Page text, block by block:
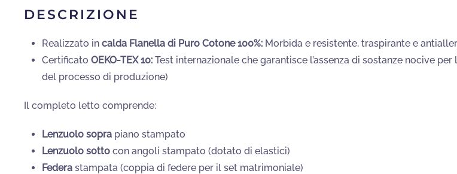
DESCRIZIONE
Realizzato in calda Flanella di Puro Cotone 100%: Morbida e resistente, traspirante e
Certificato OEKO-TEX 10: Test internazionale che garantisce l’assenza di sostanze nocive
del processo di produzione)
Il completo letto comprende:
Lenzuolo sopra piano stampato
Lenzuolo sotto con angoli stampato (dotato di elastici)
Federa stampata (coppia di federe per il set matrimoniale)